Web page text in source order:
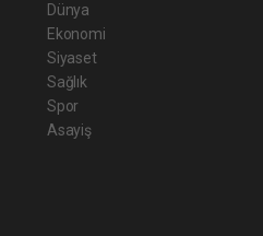
Dünya
Ekonomi
Siyaset
Sağlık
Spor
Asayiş